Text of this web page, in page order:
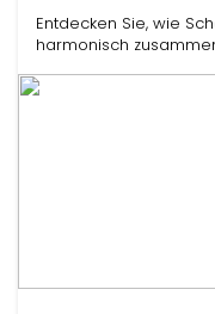
Entdecken Sie, wie
harmonisch